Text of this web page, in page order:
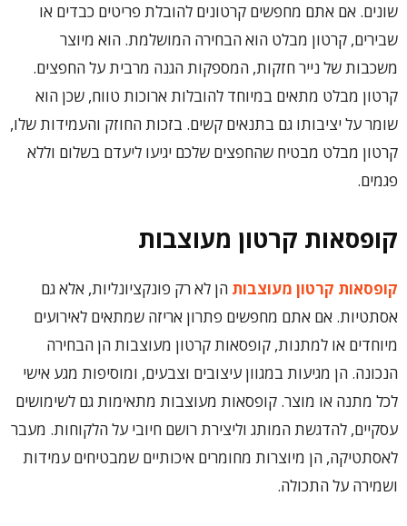
שונים. אם אתם מחפשים קרטונים להובלת פריטים כבדים או
שבירים, קרטון מבלט הוא הבחירה המושלמת. הוא מיוצר
משכבות של נייר חזקות, המספקות הגנה מרבית על החפצים.
קרטון מבלט מתאים במיוחד להובלות ארוכות טווח, שכן הוא
שומר על יציבותו גם בתנאים קשים. בזכות החוזק והעמידות שלו,
קרטון מבלט מבטיח שהחפצים שלכם יגיעו ליעדם בשלום וללא
פגמים.
קופסאות קרטון מעוצבות
קופסאות קרטון מעוצבות הן לא רק פונקציונליות, אלא גם
אסתטיות. אם אתם מחפשים פתרון אריזה שמתאים לאירועים
מיוחדים או למתנות, קופסאות קרטון מעוצבות הן הבחירה
הנכונה. הן מגיעות במגוון עיצובים וצבעים, ומוסיפות מגע אישי
לכל מתנה או מוצר. קופסאות מעוצבות מתאימות גם לשימושים
עסקיים, להדגשת המותג וליצירת רושם חיובי על הלקוחות. מעבר
לאסתטיקה, הן מיוצרות מחומרים איכותיים שמבטיחים עמידות
ושמירה על התכולה.